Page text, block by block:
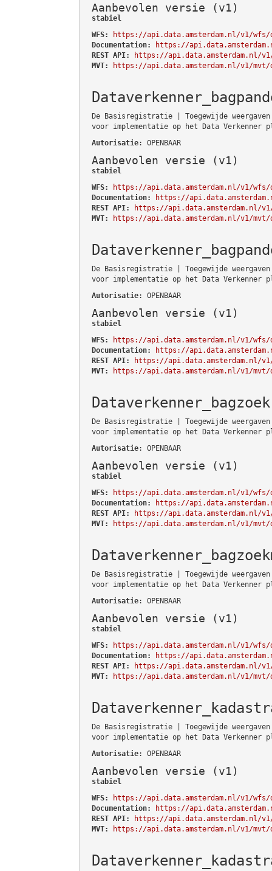
Aanbevolen versie (v1)
stabiel
WFS:
https://api.data.amsterdam.nl/v1/wfs/
Documentation:
https://
REST API:
https://api.data.amsterdam.nl/
MVT:
https://api.data.amsterdam.nl/v1/mvt/
De Basisregistratie | Toegewijde
voor implementatie op het Data Verkenner
Autorisatie: OPENBAAR
Aanbevolen versie (v1)
stabiel
WFS:
https://api.data.amsterdam.nl/v1/wfs/
Documentation:
https://
REST API:
https://api.data.amsterdam.nl/v1/
MVT:
https://api.data.amsterdam.nl/v1/mvt/
De Basisregistratie | Toegewijde
voor implementatie op het Data Verkenner
Autorisatie: OPENBAAR
Aanbevolen versie (v1)
stabiel
WFS:
https://api.data.amsterdam.nl/v1/wfs/
Documentation:
https://
REST API:
https://api.data.amsterdam.nl/v1/
MVT:
https://api.data.amsterdam.nl/v1/mvt/
Dataverkenner_bagzoek
De Basisregistratie | Toegewijde
voor implementatie op het Data Verkenner
Autorisatie: OPENBAAR
Aanbevolen versie (v1)
stabiel
WFS:
https://api.data.amsterdam.nl/v1/wfs/
Documentation:
https://
REST API:
https://api.data.amsterdam.nl/
MVT:
https://api.data.amsterdam.nl/v1/mvt/
De Basisregistratie | Toegewijde
voor implementatie op het Data Verkenner
Autorisatie: OPENBAAR
Aanbevolen versie (v1)
stabiel
WFS:
https://api.data.amsterdam.nl/v1/wfs/
Documentation:
https://
REST API:
https://api.data.amsterdam.nl/v1/
MVT:
https://api.data.amsterdam.nl/v1/mvt/
De Basisregistratie | Toegewijde
voor implementatie op het Data Verkenner
Autorisatie: OPENBAAR
Aanbevolen versie (v1)
stabiel
WFS:
https://api.data.amsterdam.nl/v1/wfs/
Documentation:
https://
REST API:
https://api.data.amsterdam.nl/
MVT:
https://api.data.amsterdam.nl/v1/